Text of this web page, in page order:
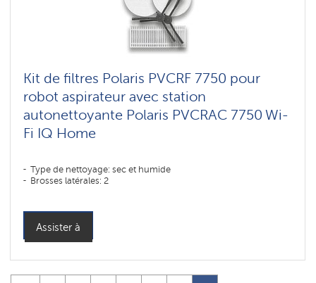
Kit de filtres Polaris PVCRF 7750 pour
robot aspirateur avec station
autonettoyante Polaris PVCRAC 7750 Wi-
Fi IQ Home
Type de nettoyage: sec et humide
Brosses latérales: 2
Assister à